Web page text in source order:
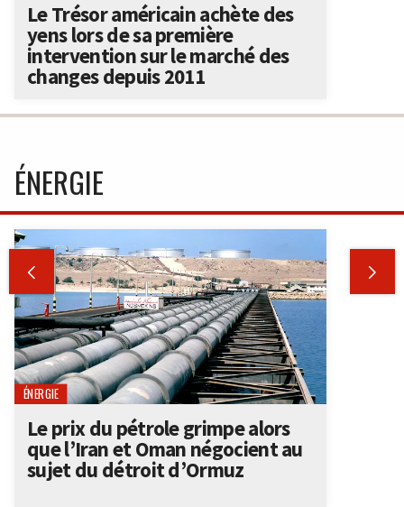
Le Trésor américain achète des
yens lors de sa première
intervention sur le marché des
changes depuis 2011
ÉNERGIE
 
ÉNERGIE
Le prix du pétrole grimpe alors
que l’Iran et Oman négocient au
sujet du détroit d’Ormuz